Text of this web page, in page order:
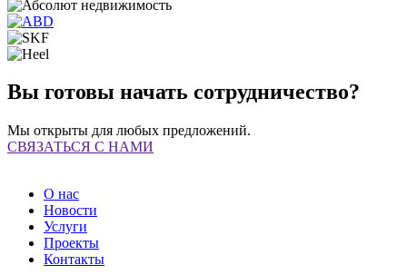
Вы готовы начать сотрудничество?
Мы открыты для любых предложений.
СВЯЗАТЬСЯ С НАМИ
О нас
Новости
Услуги
Проекты
Контакты